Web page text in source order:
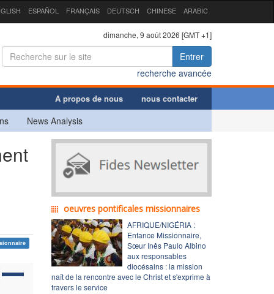
ESPAÑOL FRANÇAIS DEUTSCH CHINESE ARABIC
dimanche, 9 août 2026 [GMT +1]
Entrer
recherche avancée
A propos de nous nous contacter
News Analysis
oeuvres pontificales missionnaires
AFRIQUE/NIGÉRIA :
Enfance Missionnaire,
Sœur Inês Paulo Albino
aux responsables
diocésains : la mission
naît de la rencontre avec le Christ et s'exprime à
travers le service